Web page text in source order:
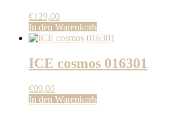
€129,00
In den Warenkorb
ICE cosmos 016301
€99,00
In den Warenkorb